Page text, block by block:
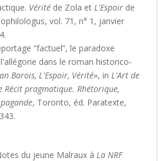
Vérité de Zola et L'Espoir de
vol. 71, n° 1, janvier
“factuel”, le paradoxe
dans le roman historico-
Barois, L'Espoir, Vérité», in L'Art de
Récit pragmatique. Rhétorique,
, Toronto, éd. Paratexte,
du jeune Malraux à La NRF